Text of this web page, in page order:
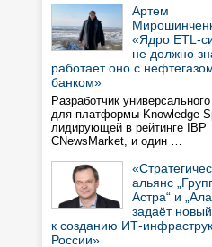
Артем
«Ядро ETL-
не должно
работает оно с
банком»
Разработчик
для платформы Knowledge
лидирующей в рейтинге IBP
CNewsMarket, и один …
альянс
Астра“ и
задаёт
к созданию ИТ-
России»